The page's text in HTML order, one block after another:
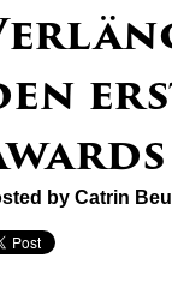
by Catrin Beu